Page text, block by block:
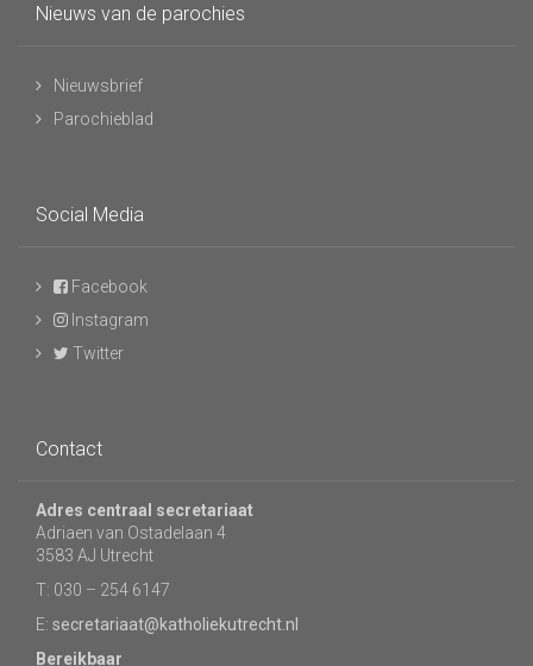
Nieuws van de parochies
Nieuwsbrief
Parochieblad
Social Media
Facebook
Instagram
Twitter
Contact
Adres centraal secretariaat
Adriaen van Ostadelaan 4
3583 AJ Utrecht
T: 030 – 254 6147
E: secretariaat@katholiekutrecht.nl
Bereikbaar